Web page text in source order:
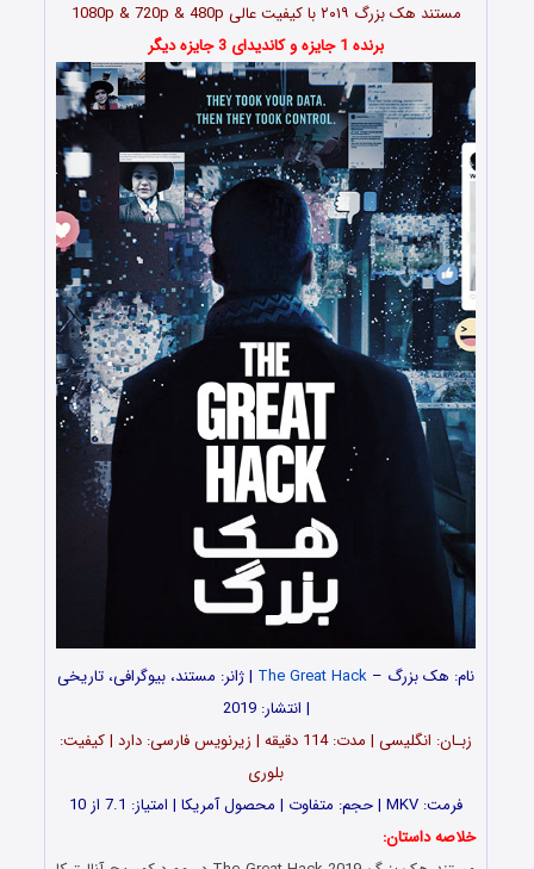
مستند هک بزرگ ۲۰۱۹ با کیفیت عالی 1080p & 720p & 480p
برنده 1 جایزه و کاندیدای 3 جایزه دیگر
نام: هک بزرگ – The Great Hack | ژانر: مستند، بیوگرافی، تاریخی
| انتشار: 2019
زبـان: انگلیسی | مدت: 114 دقیقه | زیرنویس فارسی: دارد | کیفیت:
بلوری
فرمت: MKV | حجم: متفاوت | محصول آمریکا | امتیاز: 7.1 از 10
خلاصه داستان: